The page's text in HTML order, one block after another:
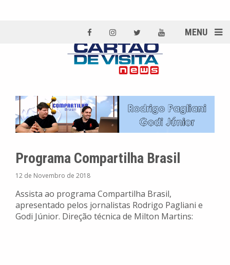
MENU
Programa Compartilha Brasil
12 de Novembro de 2018
Assista ao programa Compartilha Brasil,
apresentado pelos jornalistas Rodrigo Pagliani e
Godi Júnior. Direção técnica de Milton Martins: